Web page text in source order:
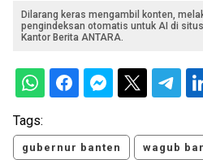
Dilarang keras mengambil konten,
pengindeksan otomatis untuk AI di
Kantor Berita ANTARA.
Tags:
gubernur banten wagub